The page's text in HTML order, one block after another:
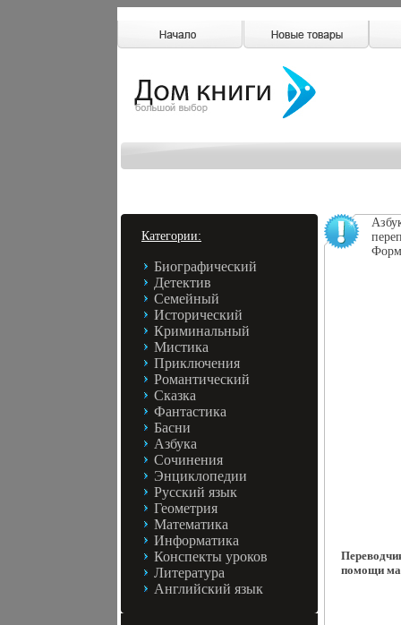
Категории:
Биографический
Детектив
Семейный
Исторический
Криминальный
Мистика
Приключения
Романтический
Сказка
Фантастика
Басни
Азбука
Сочинения
Энциклопедии
Русский язык
Геометрия
Математика
Информатика
Конспекты уроков
Литература
Английский язык
помощи